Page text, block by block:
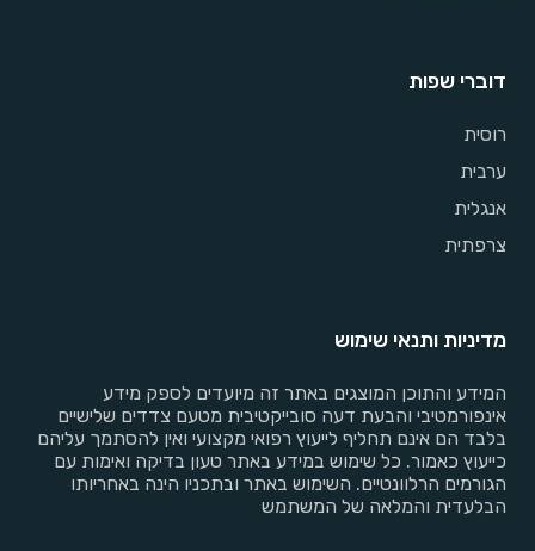
דוברי שפות
רוסית
ערבית
אנגלית
צרפתית
מדיניות ותנאי שימוש
המידע והתוכן המוצגים באתר זה מיועדים לספק מידע
אינפורמטיבי והבעת דעה סובייקטיבית מטעם צדדים שלישיים
בלבד הם אינם תחליף לייעוץ רפואי מקצועי ואין להסתמך עליהם
כייעוץ כאמור. כל שימוש במידע באתר טעון בדיקה ואימות עם
הגורמים הרלוונטיים. השימוש באתר ובתכניו הינה באחריותו
הבלעדית והמלאה של המשתמש